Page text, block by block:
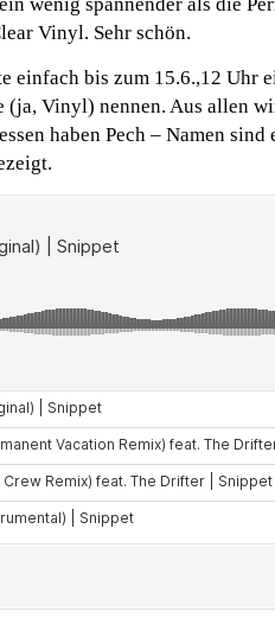
Vinyl. Sehr schön.
einfach bis zum 15.6.,12 Uhr
(ja, Vinyl) nennen. Aus allen
haben Pech – Namen sind